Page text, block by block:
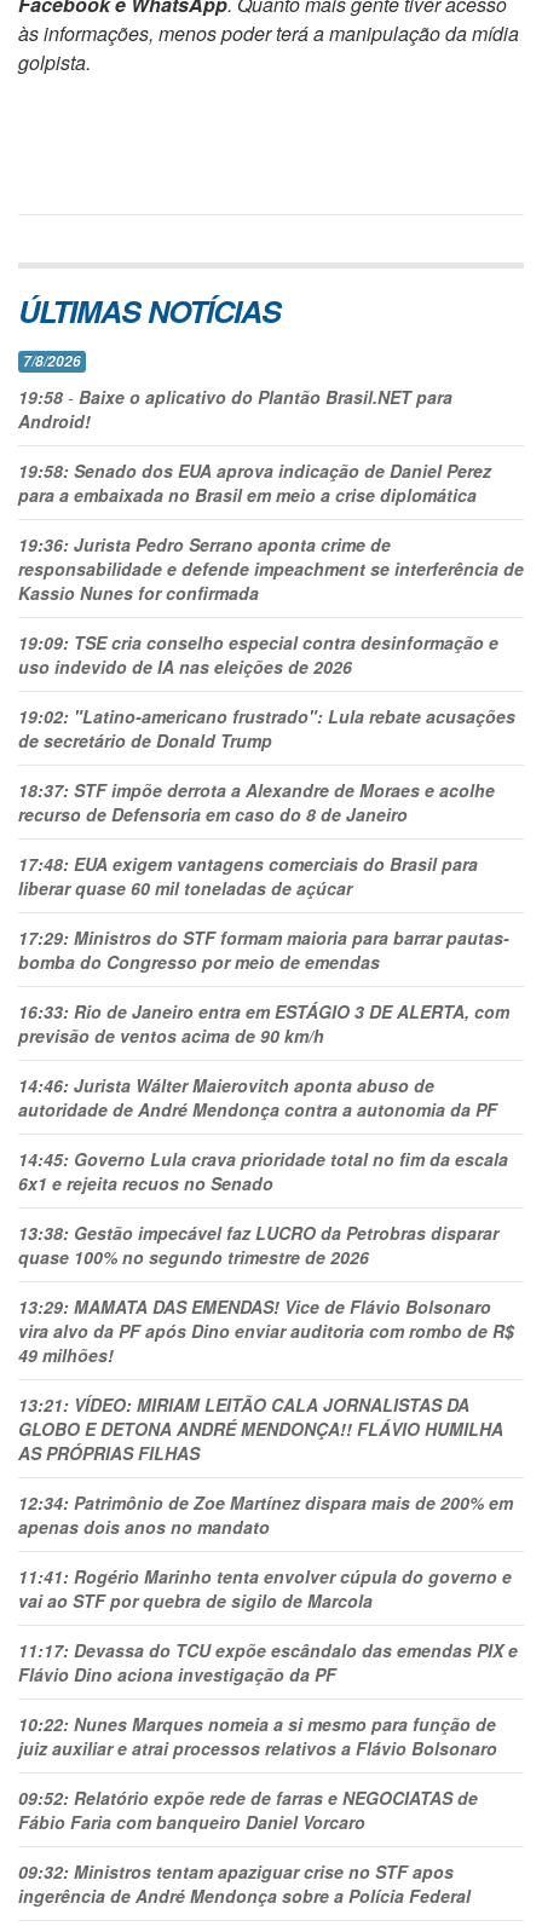
às informações, menos poder terá a manipulação da mídia
golpista.
ÚLTIMAS NOTÍCIAS
7/8/2026
19:58 - Baixe o aplicativo do Plantão Brasil.NET para
Android!
19:58: Senado dos EUA aprova indicação de Daniel Perez
para a embaixada no Brasil em meio a crise diplomática
19:36: Jurista Pedro Serrano aponta crime de
responsabilidade e defende impeachment se interferência de
Kassio Nunes for confirmada
19:09: TSE cria conselho especial contra desinformação e
uso indevido de IA nas eleições de 2026
19:02: "Latino-americano frustrado": Lula rebate acusações
de secretário de Donald Trump
18:37: STF impõe derrota a Alexandre de Moraes e acolhe
recurso de Defensoria em caso do 8 de Janeiro
17:48: EUA exigem vantagens comerciais do Brasil para
liberar quase 60 mil toneladas de açúcar
17:29: Ministros do STF formam maioria para barrar pautas-
bomba do Congresso por meio de emendas
16:33: Rio de Janeiro entra em ESTÁGIO 3 DE ALERTA, com
previsão de ventos acima de 90 km/h
14:46: Jurista Wálter Maierovitch aponta abuso de
autoridade de André Mendonça contra a autonomia da PF
14:45: Governo Lula crava prioridade total no fim da escala
6x1 e rejeita recuos no Senado
13:38: Gestão impecável faz LUCRO da Petrobras disparar
quase 100% no segundo trimestre de 2026
13:29: MAMATA DAS EMENDAS! Vice de Flávio Bolsonaro
vira alvo da PF após Dino enviar auditoria com rombo de R$
49 milhões!
13:21: VÍDEO: MIRIAM LEITÃO CALA JORNALISTAS DA
GLOBO E DETONA ANDRÉ MENDONÇA!! FLÁVIO HUMILHA
AS PRÓPRIAS FILHAS
12:34: Patrimônio de Zoe Martínez dispara mais de 200% em
apenas dois anos no mandato
11:41: Rogério Marinho tenta envolver cúpula do governo e
vai ao STF por quebra de sigilo de Marcola
11:17: Devassa do TCU expõe escândalo das emendas PIX e
Flávio Dino aciona investigação da PF
10:22: Nunes Marques nomeia a si mesmo para função de
juiz auxiliar e atrai processos relativos a Flávio Bolsonaro
09:52: Relatório expõe rede de farras e NEGOCIATAS de
Fábio Faria com banqueiro Daniel Vorcaro
09:32: Ministros tentam apaziguar crise no STF apos
ingerência de André Mendonça sobre a Polícia Federal